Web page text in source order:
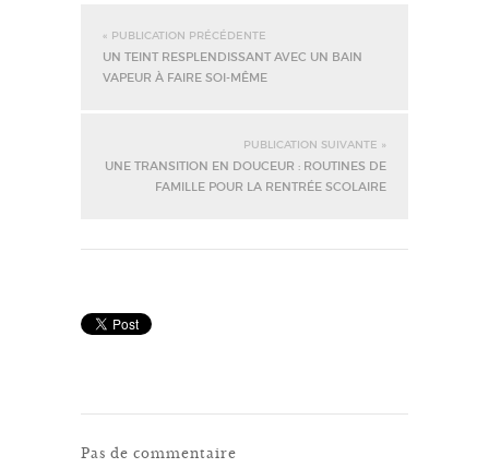
« PUBLICATION PRÉCÉDENTE
UN TEINT RESPLENDISSANT AVEC UN BAIN
VAPEUR À FAIRE SOI-MÊME
PUBLICATION SUIVANTE »
UNE TRANSITION EN DOUCEUR : ROUTINES DE
FAMILLE POUR LA RENTRÉE SCOLAIRE
Pas de commentaire